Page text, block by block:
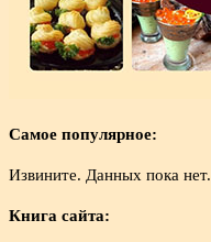
Самое популярное:
Извините. Данных пока нет.
Книга сайта: